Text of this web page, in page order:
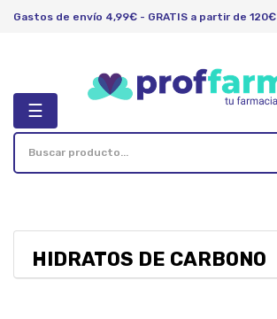
Gastos de envío 4,99€ - GRATIS a partir de 120€
Navegación
de
palanca
☰
HIDRATOS DE CARBONO